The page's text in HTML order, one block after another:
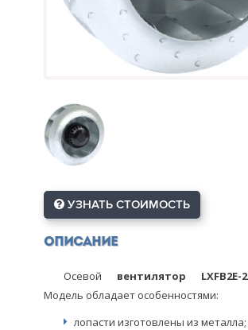
УЗНАТЬ СТОИМОСТЬ
Описание
Осевой вентилятор LXFB2E-
Модель обладает особенностями:
лопасти изготовлены из металла;